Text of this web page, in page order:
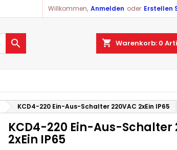
Willkommen, Anmelden oder Erstellen
shopping_cart Warenkorb: 0

KCD4-220 Ein-Aus-Schalter 220VAC 2xEin IP65
KCD4-220 Ein-Aus-Schalter
2xEin IP65